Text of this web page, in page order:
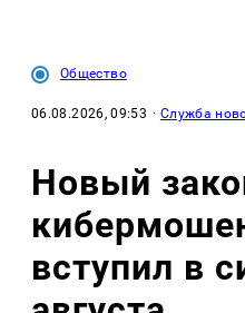
Общество
06.08.2026, 09:53 · Служба
Новый
вступил в